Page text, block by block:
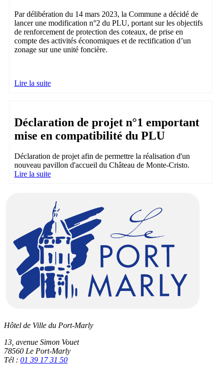
Par délibération du 14 mars 2023, la Commune a décidé de
lancer une modification n°2 du PLU, portant sur les objectifs
de renforcement de protection des coteaux, de prise en
compte des activités économiques et de rectification d’un
zonage sur une unité foncière.
Lire la suite
Déclaration de projet n°1 emportant
mise en compatibilité du PLU
Déclaration de projet afin de permettre la réalisation d'un
nouveau pavillon d'accueil du Château de Monte-Cristo.
Lire la suite
Hôtel de Ville du Port-Marly
13, avenue Simon Vouet
78560 Le Port-Marly
Tél : 01 39 17 31 50